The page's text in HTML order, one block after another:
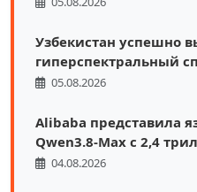
Узбекистан успешно
гиперспектральный
05.08.2026
Alibaba представила
Qwen3.8-Max с 2,4
04.08.2026